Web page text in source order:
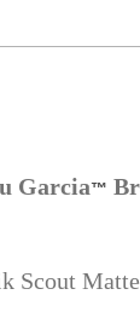
Garcia™
Scout Matte